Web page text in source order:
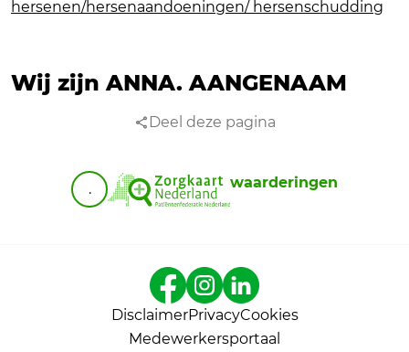
hersenen/hersenaandoeningen/ hersenschudding
Wij zijn ANNA.AANGENAAM
Deel deze pagina
. waarderingen
DisclaimerPrivacyCookies
Medewerkersportaal